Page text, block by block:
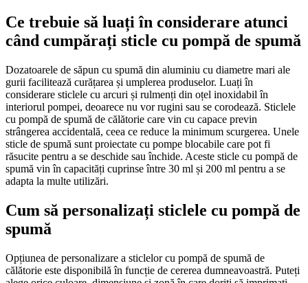
Ce trebuie să luați în considerare atunci
când cumpărați sticle cu pompă de spumă
Dozatoarele de săpun cu spumă din aluminiu cu diametre mari ale
gurii facilitează curățarea și umplerea produselor. Luați în
considerare sticlele cu arcuri și rulmenți din oțel inoxidabil în
interiorul pompei, deoarece nu vor rugini sau se corodează. Sticlele
cu pompă de spumă de călătorie care vin cu capace previn
strângerea accidentală, ceea ce reduce la minimum scurgerea. Unele
sticle de spumă sunt proiectate cu pompe blocabile care pot fi
răsucite pentru a se deschide sau închide. Aceste sticle cu pompă de
spumă vin în capacități cuprinse între 30 ml și 200 ml pentru a se
adapta la multe utilizări.
Cum să personalizați sticlele cu pompă de
spumă
Opțiunea de personalizare a sticlelor cu pompă de spumă de
călătorie este disponibilă în funcție de cererea dumneavoastră. Puteți